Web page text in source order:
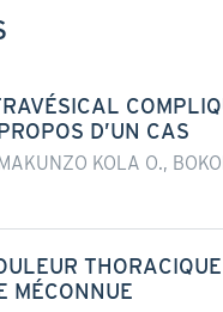
D’UN CAS
KOLA O.,
MÉCONNUE